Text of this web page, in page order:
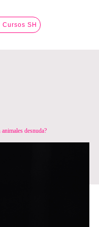
SH
desnuda?